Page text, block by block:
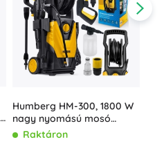
Humberg HM-300, 1800 W
nagy nyomású mosó
feltekerhető tömlővel, 230
Raktáron